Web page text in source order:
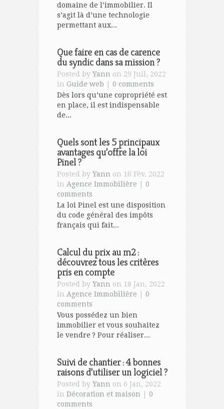
domaine de l’immobilier. Il
s’agit là d’une technologie
permettant aux...
Que faire en cas de carence
du syndic dans sa mission ?
Posted by Yann on 29 Juil, 2022
in Guide web
0 comments
Dès lors qu’une copropriété est
en place, il est indispensable
de...
Quels sont les 5 principaux
avantages qu’offre la loi
Pinel ?
Posted by Yann on 16 Fév, 2022
in Agence Immobilière
0
comments
La loi Pinel est une disposition
du code général des impôts
français qui fait...
Calcul du prix au m2 :
découvrez tous les critères
pris en compte
Posted by Yann on 18 Jan, 2022
in Agence Immobilière
0
comments
Vous possédez un bien
immobilier et vous souhaitez
le vendre ? Pour réaliser...
Suivi de chantier : 4 bonnes
raisons d’utiliser un logiciel ?
Posted by Yann on 6 Jan, 2022
in Décoration et maison
0
comments